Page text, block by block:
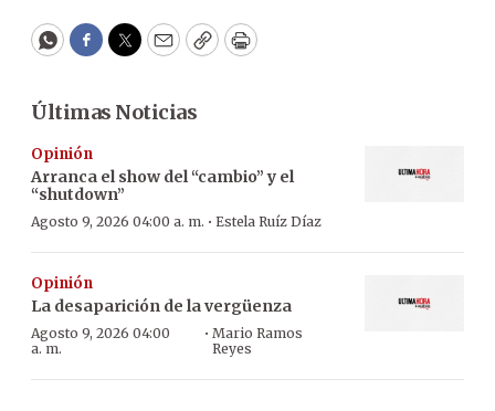
WhatsApp
Facebook
Twitter
EmailCopyPrint
Últimas Noticias
Opinión
Arranca el show del “cambio” y el
“shutdown”
Agosto 9, 2026 04:00 a. m. · Estela Ruíz Díaz
Opinión
La desaparición de la vergüenza
Agosto 9, 2026 04:00
a. m.
· Mario Ramos
Reyes